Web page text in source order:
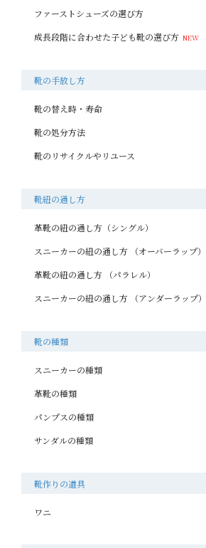
ファーストシューズの選び方
成長段階に合わせた子ども靴の選び方
靴の手放し方
靴の替え時・寿命
靴の処分方法
靴のリサイクルやリユース
靴紐の通し方
革靴の紐の通し方（シングル）
スニーカーの紐の通し方 （オーバーラップ）
革靴の紐の通し方 （パラレル）
スニーカーの紐の通し方 （アンダーラップ）
靴の種類
スニーカーの種類
革靴の種類
パンプスの種類
サンダルの種類
靴作りの道具
ワニ